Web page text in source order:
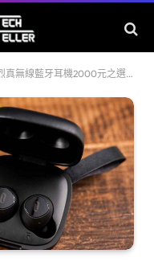
耳機2000元之選！TaoTronics vs. JLab